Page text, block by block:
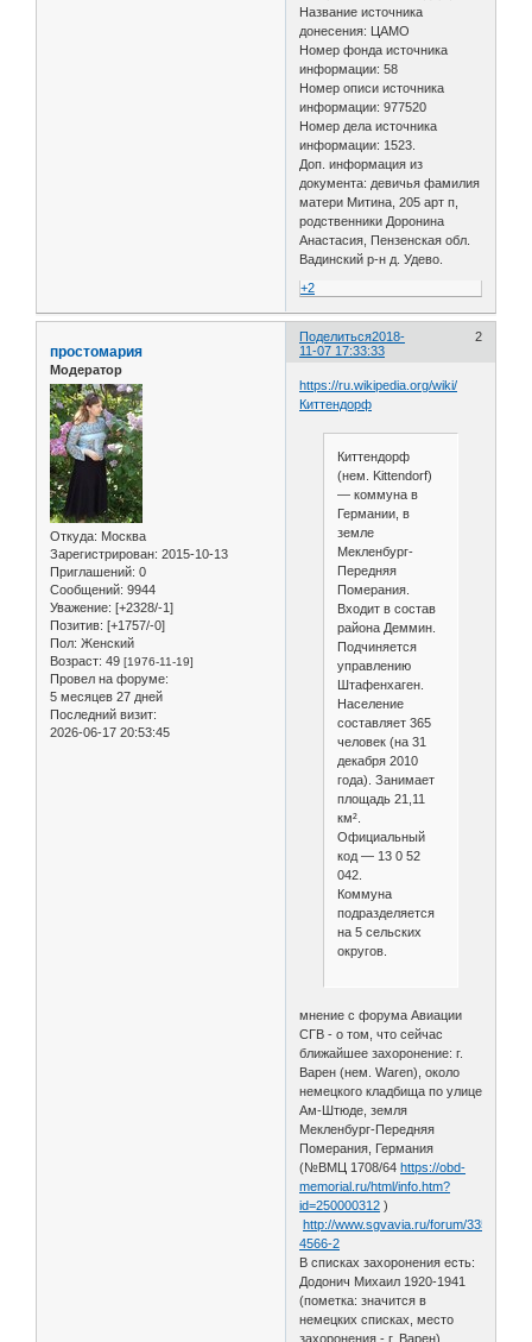
Название источника
донесения: ЦАМО
Номер фонда источника
информации: 58
Номер описи источника
информации: 977520
Номер дела источника
информации: 1523.
Доп. информация из
документа: девичья фамилия
матери Митина, 205 арт п,
родственники Доронина
Анастасия, Пензенская обл.
Вадинский р-н д. Удево.
+2
Поделиться 2
2018-
11-07 17:33:33
простомария
Модератор
Откуда: Москва
Зарегистрирован: 2015-10-13
Приглашений: 0
Сообщений: 9944
Уважение: [+2328/-1]
Позитив: [+1757/-0]
Пол: Женский
Возраст: 49 [1976-11-19]
Провел на форуме:
5 месяцев 27 дней
Последний визит:
2026-06-17 20:53:45
https://ru.wikipedia.org/wiki/
Киттендорф
Киттендорф
(нем. Kittendorf)
— коммуна в
Германии, в
земле
Мекленбург-
Передняя
Померания.
Входит в состав
района Деммин.
Подчиняется
управлению
Штафенхаген.
Население
составляет 365
человек (на 31
декабря 2010
года). Занимает
площадь 21,11
км².
Официальный
код — 13 0 52
042.
Коммуна
подразделяется
на 5 сельских
округов.
мнение с форума Авиации
СГВ - о том, что сейчас
ближайшее захоронение: г.
Варен (нем. Waren), около
немецкого кладбища по улице
Ам-Штюде, земля
Мекленбург-Передняя
Померания, Германия
(№ВМЦ 1708/64https://obd-
memorial.ru/html/info.htm?
id=250000312 )
http://www.sgvavia.ru/forum/335-
4566-2
В списках захоронения есть:
Додонич Михаил 1920-1941
(пометка: значится в
немецких списках, место
захоронения - г. Варен)